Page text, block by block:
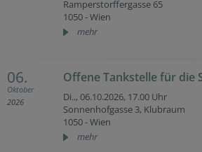
Ramperstorffergasse 65
1050 - Wien
mehr
06.
Oktober
2026
Offene Tankstelle für die
Di.., 06.10.2026, 17.00 Uhr
Sonnenhofgasse 3, Klubraum
1050 - Wien
mehr